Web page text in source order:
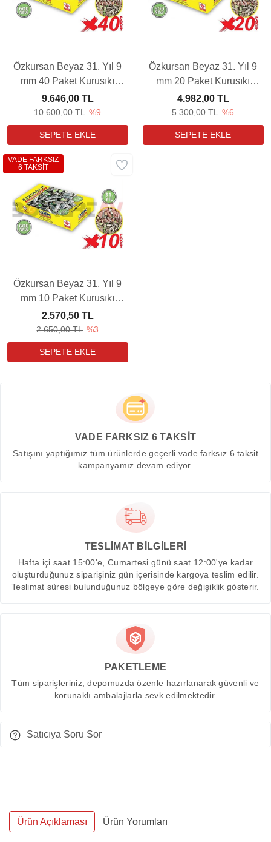
Özkursan Beyaz 31. Yıl 9
mm 40 Paket Kurusıkı
Tabanca Mermisi (600
BAR)
10.600,00 TL %9
9.646,00 TL
Özkursan Beyaz 31. Yıl 9
mm 20 Paket Kurusıkı
Tabanca Mermisi (600
BAR)
5.300,00 TL %6
4.982,00 TL
Özkursan Beyaz 31. Yıl 9
mm 10 Paket Kurusıkı
Tabanca Mermisi (600
BAR)
2.650,00 TL %3
2.570,50 TL
VADE FARKSIZ
6 TAKSİT
VADE FARKSIZ 6 TAKSİT
Satışını yaptığımız tüm ürünlerde geçerli vade farksız 6 taksit
kampanyamız devam ediyor.
TESLİMAT BİLGİLERİ
Hafta içi saat 15:00'e, Cumartesi günü saat 12:00'ye kadar
oluşturduğunuz siparişiniz gün içerisinde kargoya teslim edilir.
Teslimat süresi bulunduğunuz bölgeye göre değişiklik gösterir.
PAKETLEME
Tüm siparişleriniz, depomuzda özenle hazırlanarak güvenli ve
korunaklı ambalajlarla sevk edilmektedir.
Satıcıya Soru Sor
Ürün Açıklaması Ürün Yorumları